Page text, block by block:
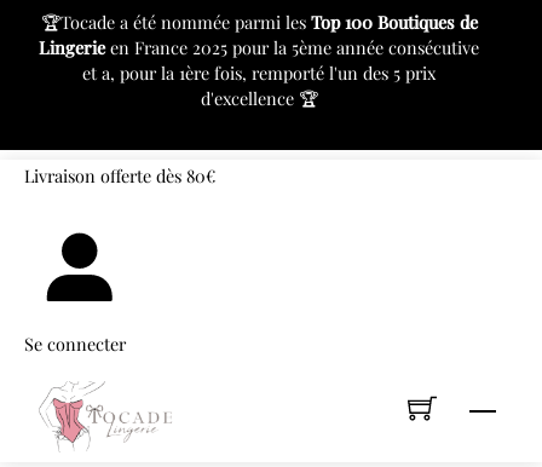
🏆Tocade a été nommée parmi les Top 100 Boutiques de
Lingerieen France 2025 pour la 5ème année consécutive
et a, pour la 1ère fois, remporté l'un des 5 prix
d'excellence 🏆
Skip
content
Livraison offerte dès 80€
Se connecter